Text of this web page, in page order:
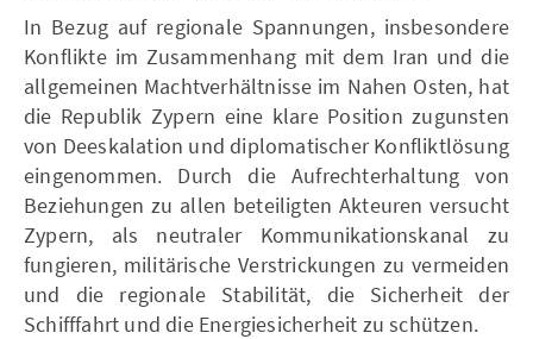
In Bezug auf regionale Spannungen, insbesondere
Konflikte im Zusammenhang mit dem Iran und die
allgemeinen Machtverhältnisse im Nahen Osten, hat
die Republik Zypern eine klare Position zugunsten
von Deeskalation und diplomatischer Konfliktlösung
eingenommen. Durch die Aufrechterhaltung von
Beziehungen zu allen beteiligten Akteuren versucht
Zypern, als neutraler Kommunikationskanal zu
fungieren, militärische Verstrickungen zu vermeiden
und die regionale Stabilität, die Sicherheit der
Schifffahrt und die Energiesicherheit zu schützen.